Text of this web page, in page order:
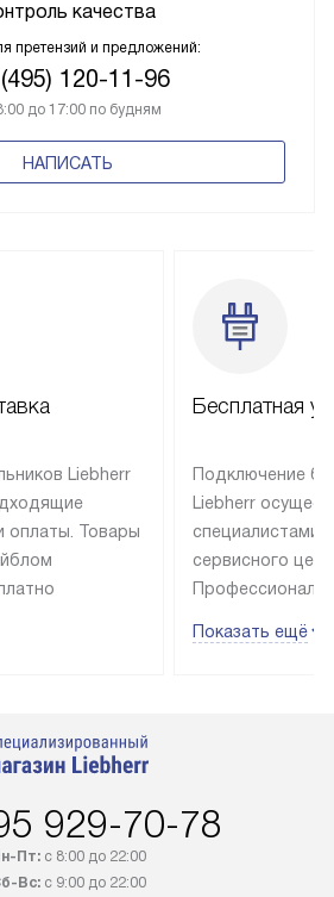
качества
претензий и предложений:
120-11-96
до 17:00 по будням
НАПИСАТЬ
Liebherr
оплаты. Товары
за МКАД
Доставка
через
После
компания
Бесплатная
Подключение
Liebherr
специалистами
сервисного
эксплуатации
Стоимость
Показать ещё
929-70-78
Пт:с 8:00 до 22:00
Вс:с 9:00 до 22:00